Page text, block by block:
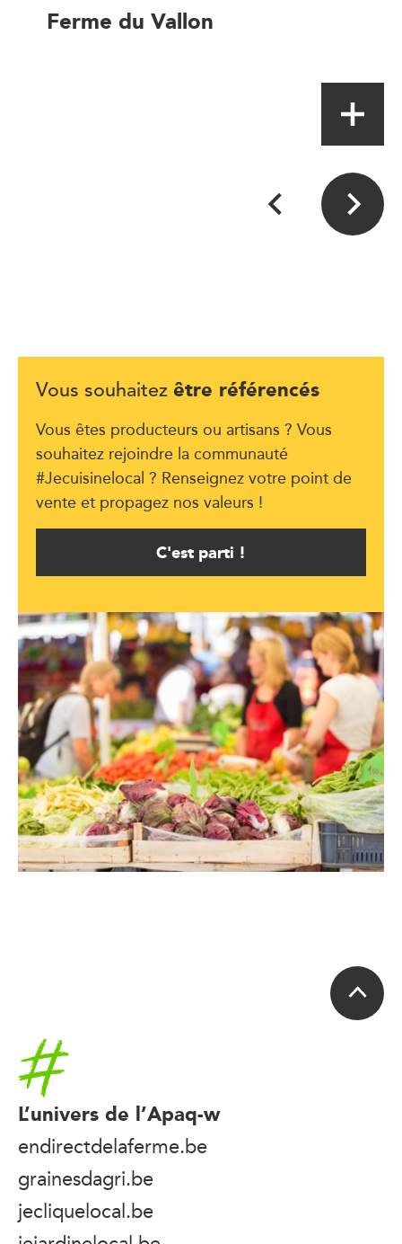
Ferme du Vallon
Vous souhaitez être référencés
Vous êtes producteurs ou artisans ? Vous
souhaitez rejoindre la communauté
#Jecuisinelocal ? Renseignez votre point de
vente et propagez nos valeurs !
C'est parti !
Accueil
L’univers de l’Apaq-w
endirectdelaferme.be
grainesdagri.be
jecliquelocal.be